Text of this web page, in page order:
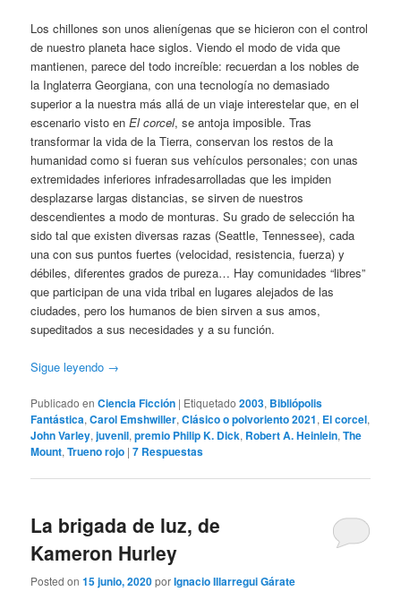
Los chillones son unos alienígenas que se hicieron con el control
de nuestro planeta hace siglos. Viendo el modo de vida que
mantienen, parece del todo increíble: recuerdan a los nobles de
la Inglaterra Georgiana, con una tecnología no demasiado
superior a la nuestra más allá de un viaje interestelar que, en el
escenario visto enEl corcel, se antoja imposible. Tras
transformar la vida de la Tierra, conservan los restos de la
humanidad como si fueran sus vehículos personales; con unas
extremidades inferiores infradesarrolladas que les impiden
desplazarse largas distancias, se sirven de nuestros
descendientes a modo de monturas. Su grado de selección ha
sido tal que existen diversas razas (Seattle, Tennessee), cada
una con sus puntos fuertes (velocidad, resistencia, fuerza) y
débiles, diferentes grados de pureza… Hay comunidades “libres”
que participan de una vida tribal en lugares alejados de las
ciudades, pero los humanos de bien sirven a sus amos,
supeditados a sus necesidades y a su función.
Sigue leyendo →
Publicado en Ciencia Ficción | Etiquetado 2003, Bibliópolis
Fantástica,Carol Emshwiller,Clásico o polvoriento 2021, El corcel,
John Varley,juvenil,premio Philip K. Dick, Robert A. Heinlein,The
Mount,Trueno rojo |7 Respuestas
La brigada de luz, de
Kameron Hurley
Posted on15 junio, 2020porIgnacio Illarregui Gárate